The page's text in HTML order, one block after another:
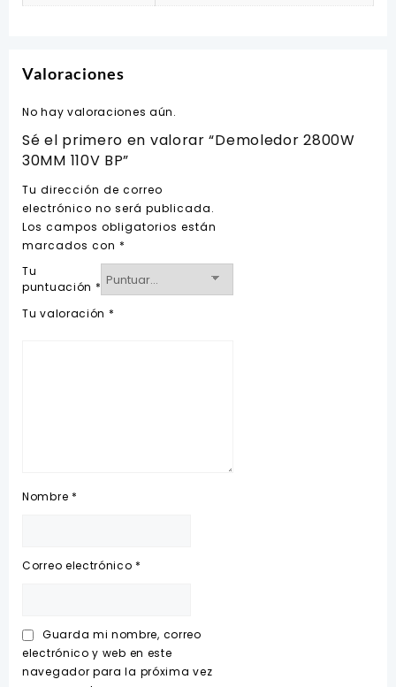
Valoraciones
No hay valoraciones aún.
Sé el primero en valorar “Demoledor 2800W
30MM 110V BP”
Tu dirección de correo
electrónico no será publicada.
Los campos obligatorios están
marcados con *
Tu
puntuación *
Tu valoración *
Nombre *
Correo electrónico *
Guarda mi nombre, correo
electrónico y web en este
navegador para la próxima vez